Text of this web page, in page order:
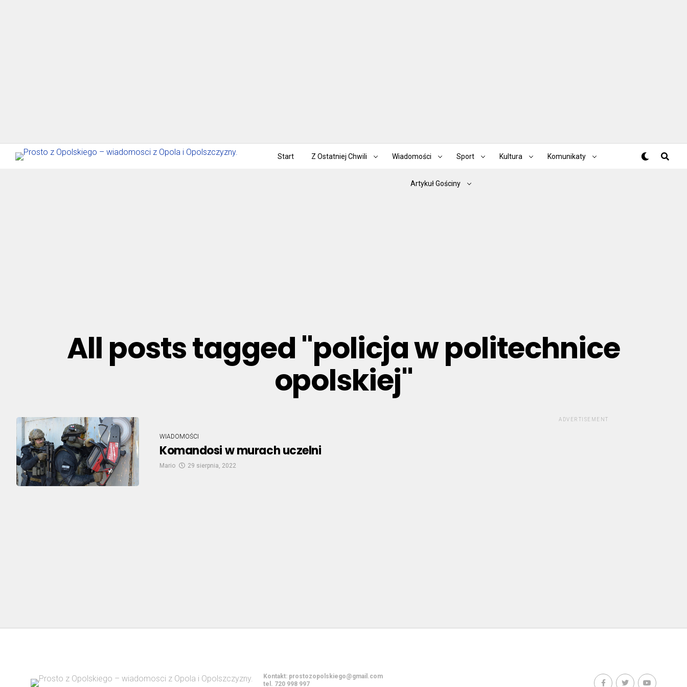
Start Z Ostatniej Chwili Wiadomości Sport Kultura Komunikaty
Artykuł Gościny
All posts tagged "policja w politechnice
opolskiej"
WIADOMOŚCI
Komandosi w murach uczelni
Mario 29 sierpnia, 2022
ADVERTISEMENT
Kontakt: prostozopolskiego@gmail.com
tel. 720 998 997